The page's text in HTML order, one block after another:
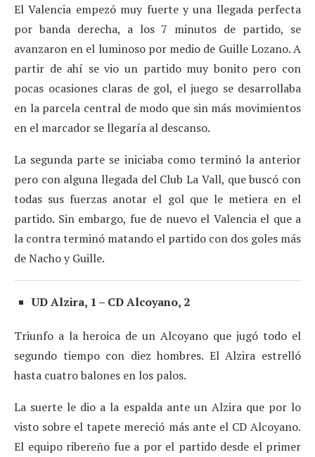
El Valencia empezó muy fuerte y una llegada perfecta
por banda derecha, a los 7 minutos de partido, se
avanzaron en el luminoso por medio de Guille Lozano. A
partir de ahí se vio un partido muy bonito pero con
pocas ocasiones claras de gol, el juego se desarrollaba
en la parcela central de modo que sin más movimientos
en el marcador se llegaría al descanso.
La segunda parte se iniciaba como terminó la anterior
pero con alguna llegada del Club La Vall, que buscó con
todas sus fuerzas anotar el gol que le metiera en el
partido. Sin embargo, fue de nuevo el Valencia el que a
la contra terminó matando el partido con dos goles más
de Nacho y Guille.
UD Alzira, 1 – CD Alcoyano, 2
Triunfo a la heroica de un Alcoyano que jugó todo el
segundo tiempo con diez hombres. El Alzira estrelló
hasta cuatro balones en los palos.
La suerte le dio a la espalda ante un Alzira que por lo
visto sobre el tapete mereció más ante el CD Alcoyano.
El equipo ribereño fue a por el partido desde el primer